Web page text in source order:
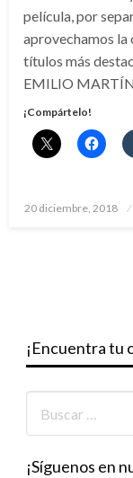
película, por
aprovechamos la
títulos más
EMILIO
¡Compártelo!
Publicado
20 diciembre, 2018
¡Encuentra tu
¡Síguenos en